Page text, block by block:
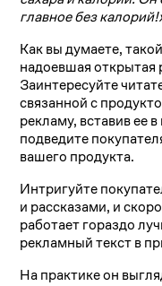
главное без
Как вы думаете,
надоевшая открытая
Заинтересуйте
связанной с
рекламу, вставив ее
подведите
вашего продукта.
Интригуйте
и рассказами, и
работает гораздо
рекламный текст в
На практике он